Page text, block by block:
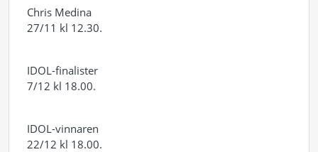
Chris Medina
27/11 kl 12.30.
IDOL-finalister
7/12 kl 18.00.
IDOL-vinnaren
22/12 kl 18.00.